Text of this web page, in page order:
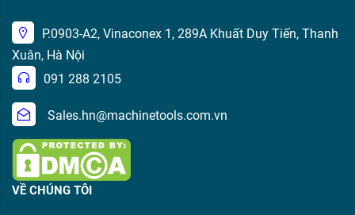
P.0903-A2, Vinaconex 1, 289A Khuất Duy Tiến, Thanh
Xuân, Hà Nội
091 288 2105
Sales.hn@machinetools.com.vn
VỀ CHÚNG TÔI